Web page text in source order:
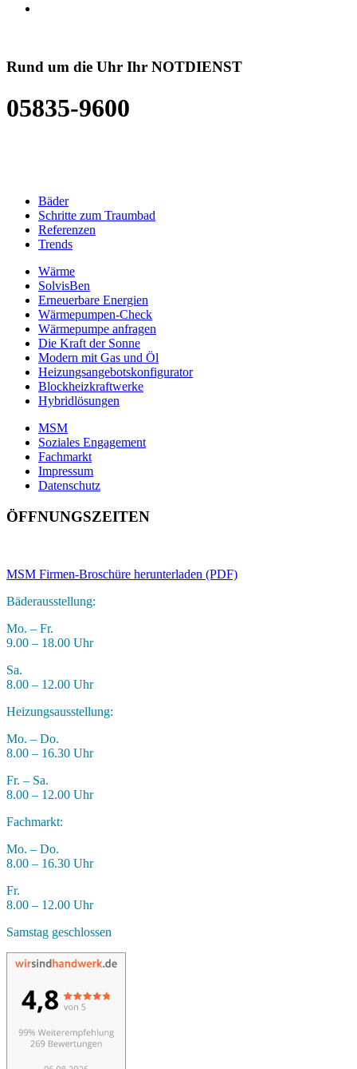
Rund um die Uhr Ihr NOTDIENST
05835-9600
Bäder
Schritte zum Traumbad
Referenzen
Trends
Wärme
SolvisBen
Erneuerbare Energien
Wärmepumpen-Check
Wärmepumpe anfragen
Die Kraft der Sonne
Modern mit Gas und Öl
Heizungsangebotskonfigurator
Blockheizkraftwerke
Hybridlösungen
MSM
Soziales Engagement
Fachmarkt
Impressum
Datenschutz
ÖFFNUNGSZEITEN
MSM Firmen-Broschüre herunterladen (PDF)
Bäderausstellung:
Mo. – Fr.
9.00 – 18.00 Uhr
Sa.
8.00 – 12.00 Uhr
Heizungsausstellung:
Mo. – Do.
8.00 – 16.30 Uhr
Fr. – Sa.
8.00 – 12.00 Uhr
Fachmarkt:
Mo. – Do.
8.00 – 16.30 Uhr
Fr.
8.00 – 12.00 Uhr
Samstag geschlossen